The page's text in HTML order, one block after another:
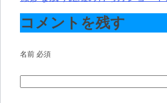
稿
ナ
ビ
ゲ
ー
コメントを残す
名前 必須